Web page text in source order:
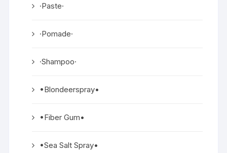
·Paste·
·Pomade·
·Shampoo·
•Blondeerspray•
•Fiber Gum•
•Sea Salt Spray•